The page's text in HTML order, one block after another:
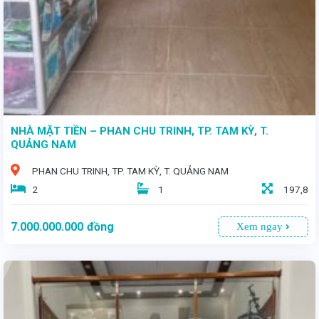
NHÀ MẶT TIỀN – PHAN CHU TRINH, TP. TAM KỲ, T.
QUẢNG NAM
PHAN CHU TRINH, TP. TAM KỲ, T. QUẢNG NAM
2
1 197,8
7.000.000.000 đồng Xem ngay